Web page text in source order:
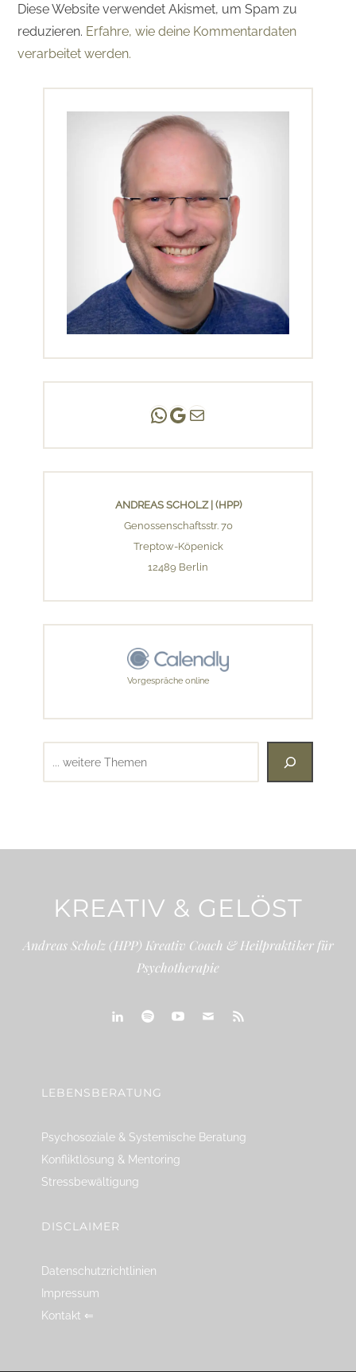
Diese Website verwendet Akismet, um Spam zu
reduzieren. Erfahre, wie deine Kommentardaten
verarbeitet werden.
Andreas Scholz | (HPP)
Praxis Adlershof
E-Mail an mich ...
ANDREAS SCHOLZ | (HPP)
Genossenschaftsstr. 70
Treptow-Köpenick
12489 Berlin
Vorgespräche online
KREATIV & GELÖST
Andreas Scholz (HPP) Kreativ Coach & Heilpraktiker für
Psychotherapie
LEBENSBERATUNG
Psychosoziale & Systemische Beratung
Konfliktlösung & Mentoring
Stressbewältigung
DISCLAIMER
Datenschutzrichtlinien
Impressum
Kontakt ⇐